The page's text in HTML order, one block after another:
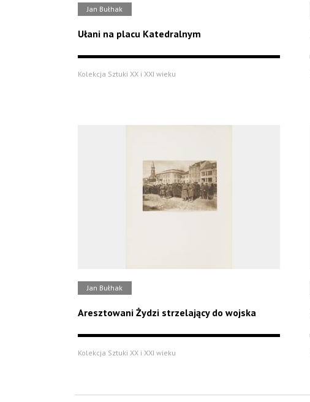
Jan Bułhak
Ułani na placu Katedralnym
Kolekcja Sztuki XX i XXI wieku
Jan Bułhak
Aresztowani Żydzi strzelający do wojska
Kolekcja Sztuki XX i XXI wieku